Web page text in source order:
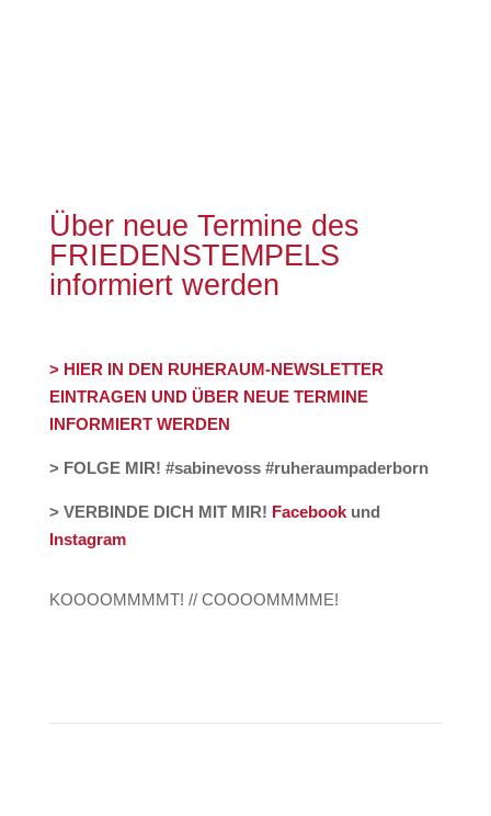
Über neue Termine des
FRIEDENSTEMPELS
informiert werden
> HIER IN DEN RUHERAUM-NEWSLETTER
EINTRAGEN UND ÜBER NEUE TERMINE
INFORMIERT WERDEN
> FOLGE MIR! #sabinevoss #ruheraumpaderborn
> VERBINDE DICH MIT MIR! Facebookund
Instagram
KOOOOMMMMT! // COOOOMMMME!